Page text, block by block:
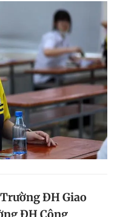
ĐH Giao